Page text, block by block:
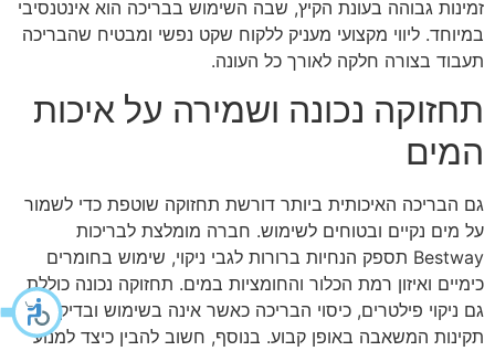
זמינות גבוהה בעונת הקיץ, שבה השימוש בבריכה הוא אינטנסיבי
במיוחד. ליווי מקצועי מעניק ללקוח שקט נפשי ומבטיח שהבריכה
תעבוד בצורה חלקה לאורך כל העונה.
תחזוקה נכונה ושמירה על איכות
המים
גם הבריכה האיכותית ביותר דורשת תחזוקה שוטפת כדי לשמור
על מים נקיים ובטוחים לשימוש. חברה מומלצת לבריכות
Bestway תספק הנחיות ברורות לגבי ניקוי, שימוש בחומרים
כימיים ואיזון רמת הכלור והחומציות במים. תחזוקה נכונה כוללת
גם ניקוי פילטרים, כיסוי הבריכה כאשר אינה בשימוש ובדיקת
תקינות המשאבה באופן קבוע. בנוסף, חשוב להבין כיצד למנוע